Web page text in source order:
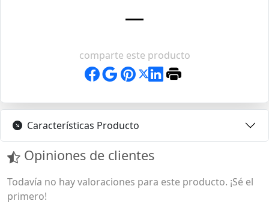
comparte este producto
Características Producto
Opiniones de clientes
Todavía no hay valoraciones para este producto. ¡Sé el
primero!